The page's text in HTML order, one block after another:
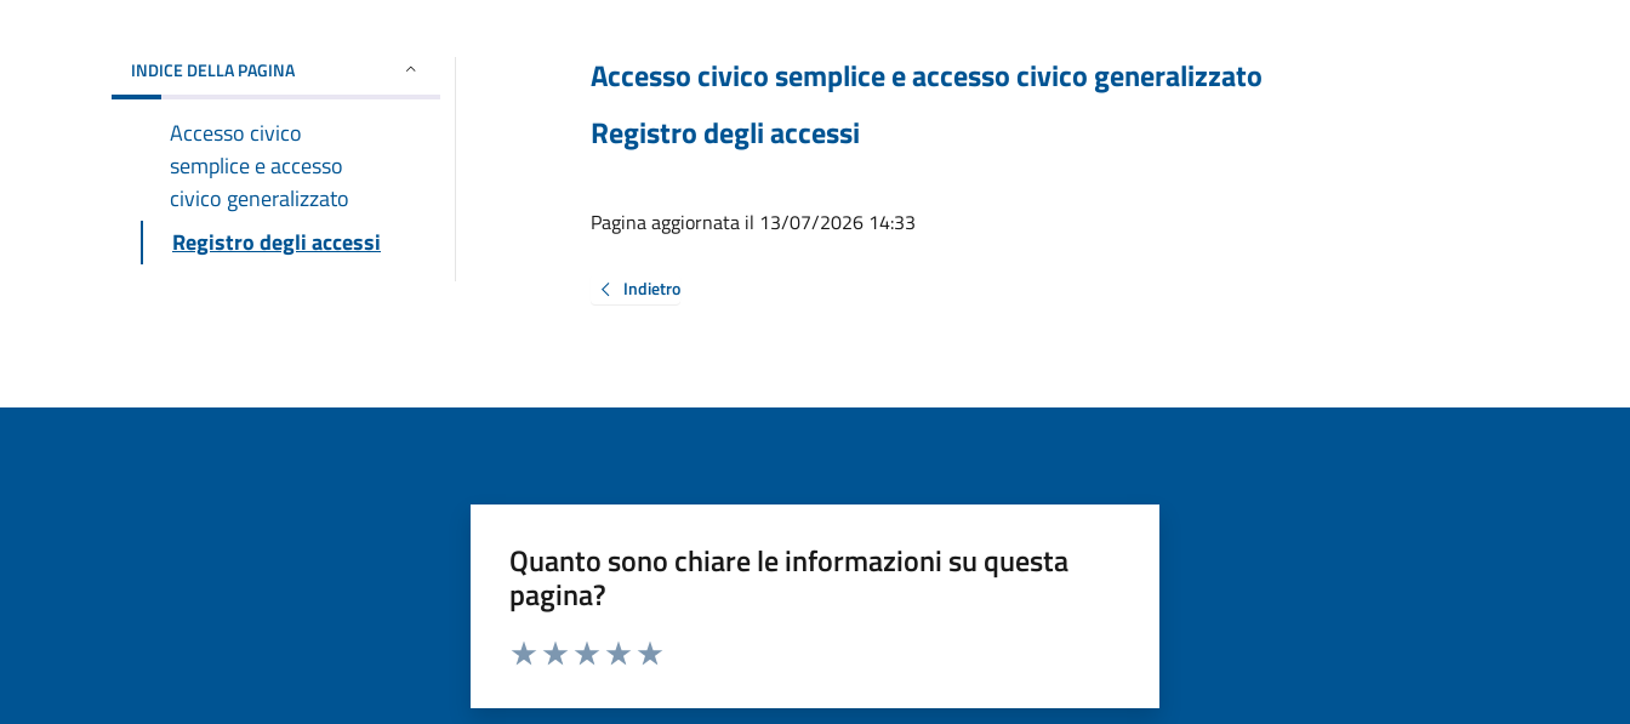
INDICE DELLA PAGINA
Accesso civico
semplice e accesso
civico generalizzato
Registro degli accessi
Accesso civico semplice e accesso civico generalizzato
Registro degli accessi
Pagina aggiornata il 13/07/2026 14:33
Indietro
Quanto sono chiare le informazioni su questa
pagina?
Valuta da 1 a 5 stelle la pagina